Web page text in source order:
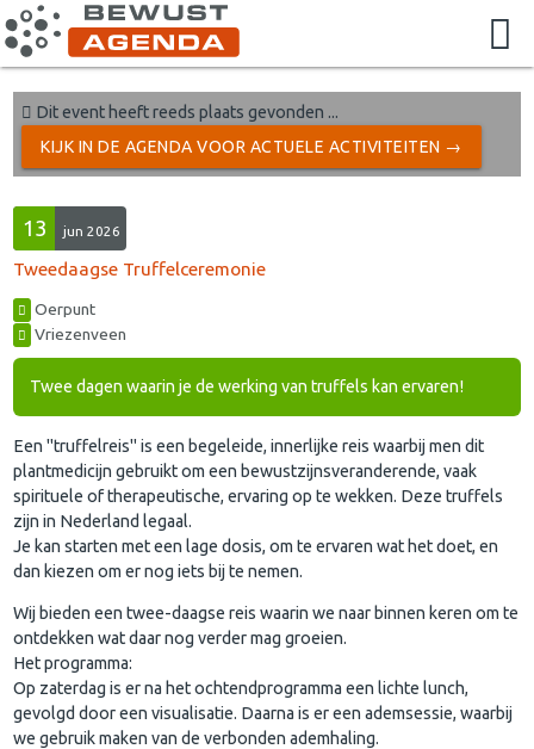
Dit event heeft reeds plaats gevonden ...
KIJK IN DE AGENDA VOOR ACTUELE ACTIVITEITEN →
13 jun 2026
Tweedaagse Truffelceremonie
Oerpunt
Vriezenveen
Twee dagen waarin je de werking van truffels kan ervaren!
Een "truffelreis" is een begeleide, innerlijke reis waarbij men dit
plantmedicijn gebruikt om een bewustzijnsveranderende, vaak
spirituele of therapeutische, ervaring op te wekken. Deze truffels
zijn in Nederland legaal.
Je kan starten met een lage dosis, om te ervaren wat het doet, en
dan kiezen om er nog iets bij te nemen.
Wij bieden een twee-daagse reis waarin we naar binnen keren om te
ontdekken wat daar nog verder mag groeien.
Het programma:
Op zaterdag is er na het ochtendprogramma een lichte lunch,
gevolgd door een visualisatie. Daarna is er een ademsessie, waarbij
we gebruik maken van de verbonden ademhaling.